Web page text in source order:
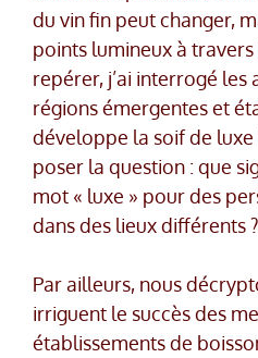
du vin fin peut changer,
points lumineux à
repérer, j’ai interrogé les
régions émergentes et
développe la soif de
poser la question : que
mot « luxe » pour des
dans des lieux différents ?
Par ailleurs, nous
irriguent le succès des
établissements de